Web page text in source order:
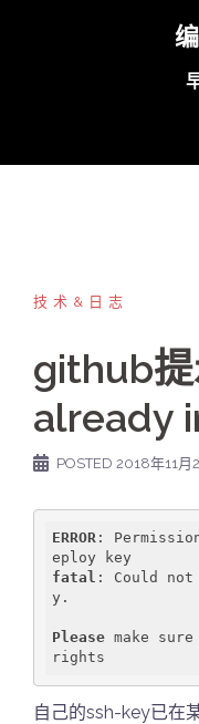
技术&日志
github
already
POSTED 2018年11月
ERROR :
fatal : Could
y.
Please make
自己的ssh-key已在